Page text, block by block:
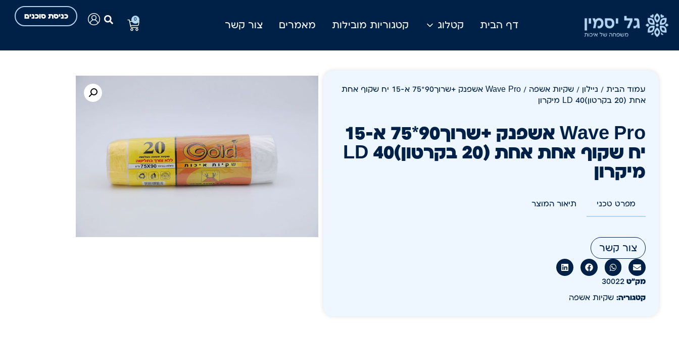
דף הבית קטלוג קטגוריות מובילות מאמרים צור קשר
כניסת סוכנים 0
עמוד הבית / ניילון / שקיות אשפה
/ Wave Pro אשפנק +שרוך90*75 א-15 יח שקוף אחת
אחת (20 בקרטון)LD 40 מיקרון
Wave Pro אשפנק +שרוך90*75 א-15
יח שקוף אחת אחת (20 בקרטון)LD 40
מיקרון
מפרט טכני תיאור המוצר
צור קשר
מק״ט 30022
קטגוריה: שקיות אשפה